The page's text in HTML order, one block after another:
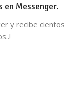
Messenger.
y recibe cientos